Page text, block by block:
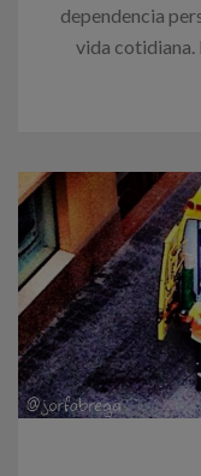
dependencia
vida cotidiana.